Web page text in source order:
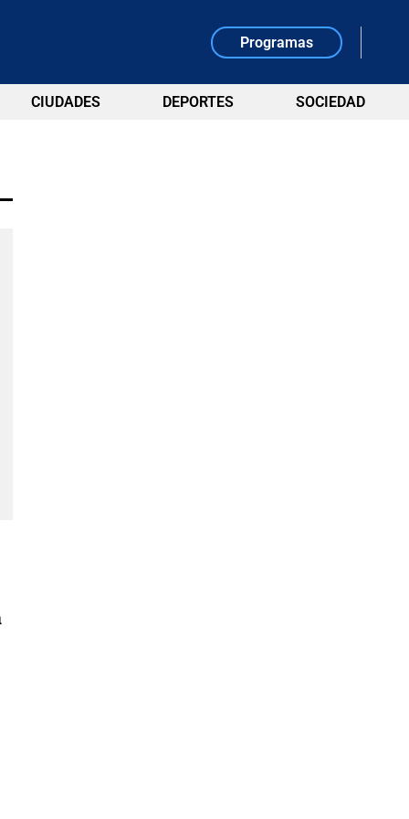
Programas
CIUDADES DEPORTES SOCIEDAD